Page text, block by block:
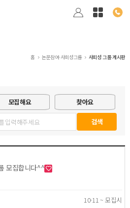
홈 논문참여·사회성그룹 사회성 그룹 게시판
모집해요 찾아요
모집합니다^^
10-11 ~ 모집시